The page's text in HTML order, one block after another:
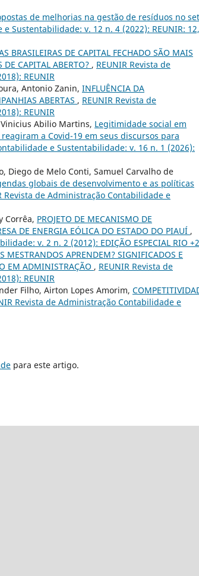
de melhorias na gestão de resíduos no
Sustentabilidade: v. 12 n. 4 (2022): REUNIR:
BRASILEIRAS DE CAPITAL FECHADO SÃO MAIS
DE CAPITAL ABERTO? , REUNIR Revista de
REUNIR
Antonio Zanin, INFLUÊNCIA DA
ABERTAS , REUNIR Revista de
REUNIR
Abilio Martins, Legitimidade social em
a Covid-19 em seus discursos para
e Sustentabilidade: v. 16 n. 1 (2026):
Diego de Melo Conti, Samuel Carvalho de
globais de desenvolvimento e as políticas
Revista de Administração Contabilidade e
Corrêa, PROJETO DE MECANISMO DE
DE ENERGIA EÓLICA DO ESTADO DO PIAUÍ ,
v. 2 n. 2 (2012): EDIÇÃO ESPECIAL RIO
MESTRANDOS APRENDEM? SIGNIFICADOS E
EM ADMINISTRAÇÃO , REUNIR Revista de
REUNIR
Filho, Airton Lopes Amorim,
Revista de Administração Contabilidade e
para este artigo.